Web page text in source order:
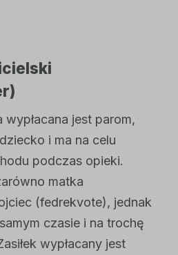
)
jest parom,
i ma na celu
podczas opieki.
matka
(fedrekvote), jednak
czasie i na trochę
wypłacany jest